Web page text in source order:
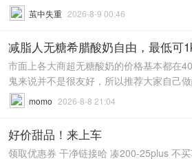
茧中失重 2026-8-9 00:46
减脂人无糖希腊酸奶自由，最低可
市面上各大商超无糖酸奶的价格基本都在
鬼来说并不是很友好，所以推荐大家自己
momo 2026-8-8 21:04
好价甜品！来上车
领取优惠券 干净链接哈 凑200-25plus 不